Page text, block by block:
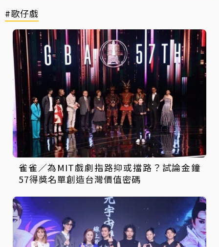
#歌仔戲
雀雀／為MIT戲劇指路抑或擋路？試論金鐘
57得獎名單創造台灣價值密碼